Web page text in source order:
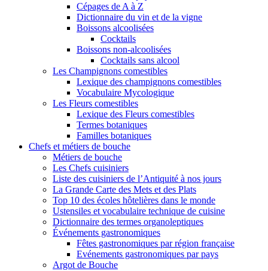
Cépages de A à Z
Dictionnaire du vin et de la vigne
Boissons alcoolisées
Cocktails
Boissons non-alcoolisées
Cocktails sans alcool
Les Champignons comestibles
Lexique des champignons comestibles
Vocabulaire Mycologique
Les Fleurs comestibles
Lexique des Fleurs comestibles
Termes botaniques
Familles botaniques
Chefs et métiers de bouche
Métiers de bouche
Les Chefs cuisiniers
Liste des cuisiniers de l’Antiquité à nos jours
La Grande Carte des Mets et des Plats
Top 10 des écoles hôtelières dans le monde
Ustensiles et vocabulaire technique de cuisine
Dictionnaire des termes organoleptiques
Événements gastronomiques
Fêtes gastronomiques par région française
Evénements gastronomiques par pays
Argot de Bouche